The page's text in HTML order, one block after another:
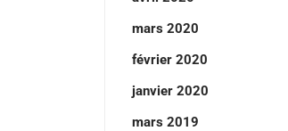
mars 2020
février 2020
janvier 2020
mars 2019